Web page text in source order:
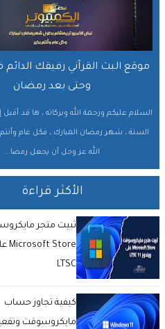
موقع البث القرآني رفيقك
وحتى بعد رمضان
السلام عليكم ورحمة الله وبركاته ، ها قد أقبل
السنة ، شهر رمضان المبارك ، فكل عام
الله عز وجل أن يجعل رمضا...
الأكثر قراءة
ثبيت متجر
LTSC
كيفية تجاوز حساب
مايكروسوفت